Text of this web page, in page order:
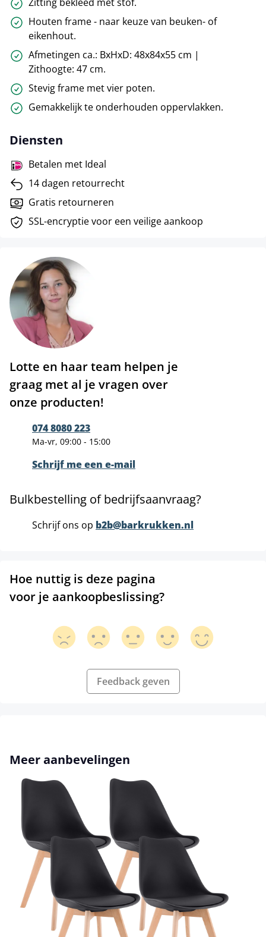
Houten frame - naar keuze van beuken- of
eikenhout.
Afmetingen ca.: BxHxD: 48x84x55 cm |
Zithoogte: 47 cm.
Stevig frame met vier poten.
Gemakkelijk te onderhouden oppervlakken.
Diensten
Betalen met Ideal
14 dagen retourrecht
Gratis retourneren
SSL-encryptie voor een veilige aankoop
Lotte en haar team helpen je
graag met al je vragen over
onze producten!
074 8080 223
Ma-vr, 09:00 - 15:00
Schrijf me een e-mail
Bulkbestelling of bedrijfsaanvraag?
Schrijf ons op b2b@barkrukken.nl
Hoe nuttig is deze pagina
voor je aankoopbeslissing?
Feedback geven
Productgalerij overslaan
Meer aanbevelingen